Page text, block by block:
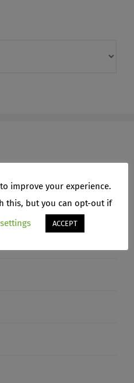
improve your experience.
this, but you can opt-out if
ACCEPT